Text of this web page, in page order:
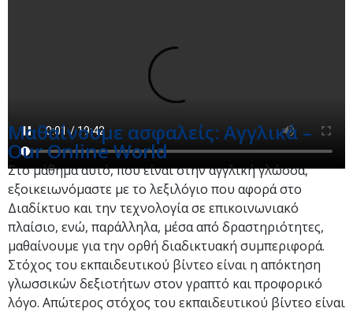
Μαθαίνουμε ασφαλείς: Αγγλικά –
Our Online World
Στο μάθημα αυτό, που είναι στην αγγλική γλώσσα,
εξοικειωνόμαστε με το λεξιλόγιο που αφορά στο
Διαδίκτυο και την τεχνολογία σε επικοινωνιακό
πλαίσιο, ενώ, παράλληλα, μέσα από δραστηριότητες,
μαθαίνουμε για την ορθή διαδικτυακή συμπεριφορά.
Στόχος του εκπαιδευτικού βίντεο είναι η απόκτηση
γλωσσικών δεξιοτήτων στον γραπτό και προφορικό
λόγο. Απώτερος στόχος του εκπαιδευτικού βίντεο είναι